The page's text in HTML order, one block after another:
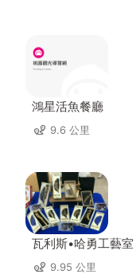
鴻星活魚餐廳
9.6 公里
瓦利斯•哈勇工藝室
9.95 公里